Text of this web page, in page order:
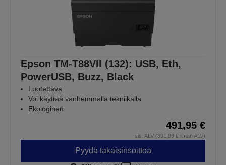
Epson TM-T88VII (132): USB, Eth,
PowerUSB, Buzz, Black
Luotettava
Voi käyttää vanhemmalla tekniikalla
Ekologinen
491,95 €
sis. ALV (391,99 € ilman ALV)
Pyydä takaisinsoittoa